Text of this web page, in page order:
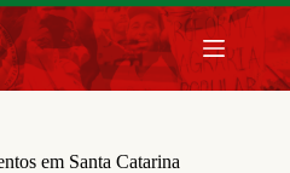
em Santa Catarina